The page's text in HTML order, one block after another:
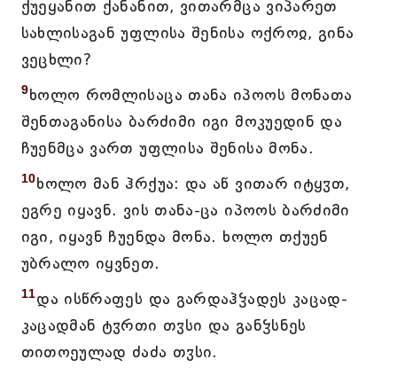
ქუეყანით ქანანით, ვითარმცა ვიპარეთ
სახლისაგან უფლისა შენისა ოქროჲ, გინა
ვეცხლი?
9ხოლო რომლისაცა თანა იპოოს მონათა
შენთაგანისა ბარძიმი იგი მოკუედინ და
ჩუენმცა ვართ უფლისა შენისა მონა.
10ხოლო მან ჰრქუა: და აწ ვითარ იტყჳთ,
ეგრე იყავნ. ვის თანა-ცა იპოოს ბარძიმი
იგი, იყავნ ჩუენდა მონა. ხოლო თქუენ
უბრალო იყვნეთ.
11და ისწრაფეს და გარდაჰჴადეს კაცად-
კაცადმან ტჳრთი თჳსი და განჴსნეს
თითოეულად ძაძა თჳსი.